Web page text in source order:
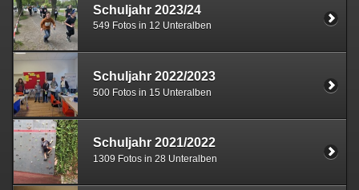
Schuljahr 2023/24
549 Fotos in 12 Unteralben
Schuljahr 2022/2023
500 Fotos in 15 Unteralben
Schuljahr 2021/2022
1309 Fotos in 28 Unteralben